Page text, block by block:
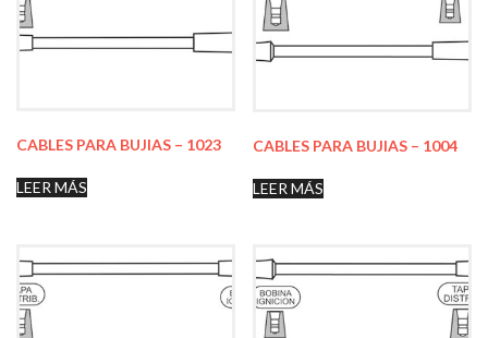
CABLES PARA BUJIAS – 1023
LEER MÁS
CABLES PARA BUJIAS – 1004
LEER MÁS